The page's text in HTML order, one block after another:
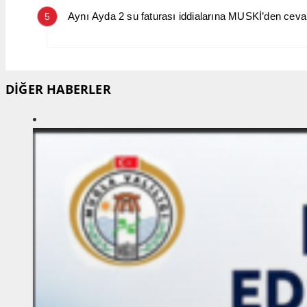
5 Aynı Ayda 2 su faturası iddialarına MUSKİ’den
DİĞER HABERLER